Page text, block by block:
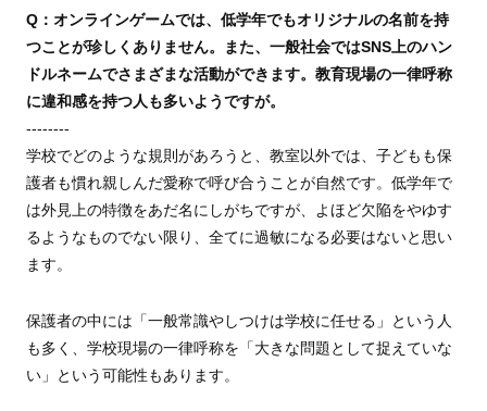
Q：オンラインゲームでは、低学年でもオリジナルの名前を持
つことが珍しくありません。また、一般社会ではSNS上のハン
ドルネームでさまざまな活動ができます。教育現場の一律呼称
に違和感を持つ人も多いようですが。
--------
学校でどのような規則があろうと、教室以外では、子どもも保
護者も慣れ親しんだ愛称で呼び合うことが自然です。低学年で
は外見上の特徴をあだ名にしがちですが、よほど欠陥をやゆす
るようなものでない限り、全てに過敏になる必要はないと思い
ます。
保護者の中には「一般常識やしつけは学校に任せる」という人
も多く、学校現場の一律呼称を「大きな問題として捉えていな
い」という可能性もあります。